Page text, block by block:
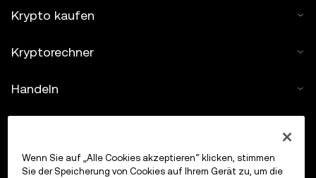
Krypto kaufen
Kryptorechner
Handeln
Wenn Sie auf „Alle Cookies akzeptieren“ klicken, stimmen
Sie der Speicherung von Cookies auf Ihrem Gerät zu, um die